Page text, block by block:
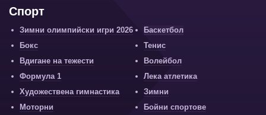
Спорт
Зимни олимпийски игри 2026
Баскетбол
Бокс
Тенис
Вдигане на тежести
Волейбол
Формула 1
Лека атлетика
Художествена гимнастика
Зимни
Моторни
Бойни спортове